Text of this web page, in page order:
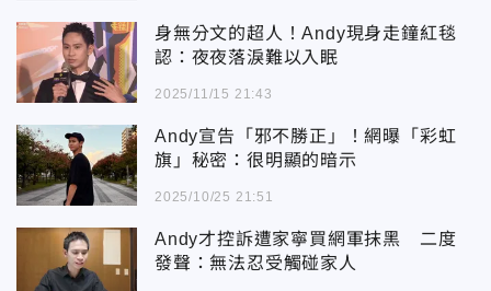
身無分文的超人！Andy現身走鐘紅毯
認：夜夜落淚難以入眠
2025/11/15 21:43
Andy宣告「邪不勝正」！網曝「彩虹
旗」秘密：很明顯的暗示
2025/10/25 21:51
Andy才控訴遭家寧買網軍抹黑 二度
發聲：無法忍受觸碰家人